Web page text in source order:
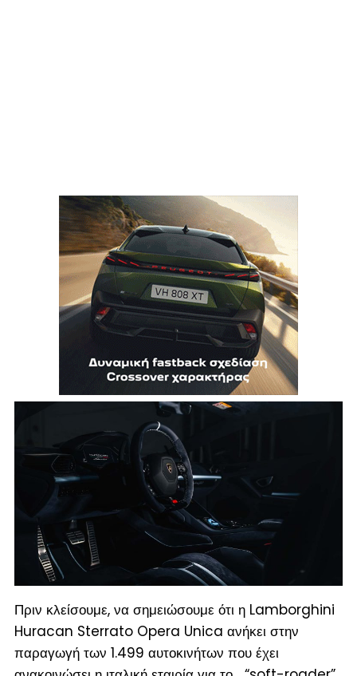
Πριν κλείσουμε, να σημειώσουμε ότι η Lamborghini
Huracan Sterrato Opera Unica ανήκει στην
παραγωγή των 1.499 αυτοκινήτων που έχει